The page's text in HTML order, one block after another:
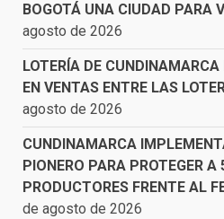
BOGOTÁ UNA CIUDAD PARA
agosto de 2026
LOTERÍA DE
EN VENTAS ENTRE LAS
agosto de 2026
CUNDINAMARCA
PIONERO PARA PROTEGER
PRODUCTORES FRENTE AL
de agosto de 2026